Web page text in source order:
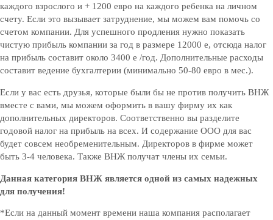
каждого взрослого и + 1200 евро на каждого ребенка на личном
счету. Если это вызывает затруднение, мы можем вам помочь со
счетом компании. Для успешного продления нужно показать
чистую прибыль компании за год в размере 12000 е, отсюда налог
на прибыль составит около 3400 е /год. Дополнительные расходы
составит ведение бухгалтерии (минимально 50-80 евро в мес.).
Если у вас есть друзья, которые были бы не против получить ВНЖ
вместе с вами, мы можем оформить в вашу фирму их как
дополнительных директоров. Соответственно вы разделите
годовой налог на прибыль на всех. И содержание ООО для вас
будет совсем необременительным. Директоров в фирме может
быть 3-4 человека. Также ВНЖ получат члены их семьи.
Данная категория ВНЖ является одной из самых надежных
для получения!
*Если на данный момент времени наша компания располагает